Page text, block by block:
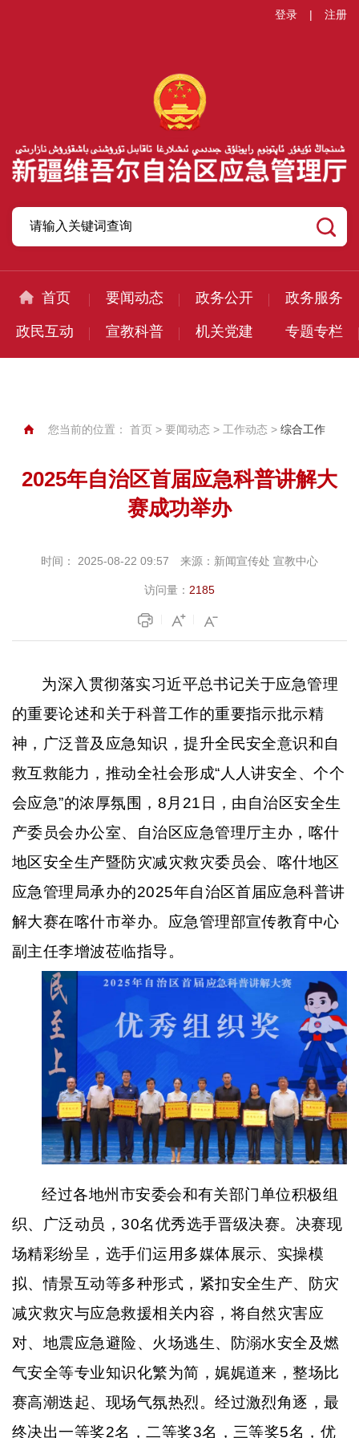
登录 | 注册
首页 要闻动态 政务公开 政务服务
政民互动 宣教科普 机关党建 专题专栏
您当前的位置： 首页 > 要闻动态 > 工作动态 > 综合工作
2025年自治区首届应急科普讲解大
赛成功举办
时间： 2025-08-22 09:57 来源： 新闻宣传处 宣教中心
访问量： 2185
为深入贯彻落实习近平总书记关于应急管理
的重要论述和关于科普工作的重要指示批示精
神， 广泛普及应急知识，提升全民安全意识和自
救互救能力，推动全社会形成“人人讲安全、个个
会应急”的浓厚氛围，8月21日，由自治区安全生
产委员会办公室、自治区应急管理厅主办，喀什
地区安全生产暨防灾减灾救灾委员会、喀什地区
应急管理局承办的2025年自治区首届应急科普讲
解大赛在喀什市举办。应急管理部宣传教育中心
副主任李增波莅临指导。
经过各地州市安委会和有关部门单位积极组
织、广泛动员，30名优秀选手晋级决赛。决赛现
场精彩纷呈，选手们运用多媒体展示、实操模
拟、情景互动等多种形式，紧扣安全生产、防灾
减灾救灾与应急救援相关内容，将自然灾害应
对、地震应急避险、火场逃生、防溺水安全及燃
气安全等专业知识化繁为简，娓娓道来，整场比
赛高潮迭起、现场气氛热烈。经过激烈角逐，最
终决出一等奖2名，二等奖3名，三等奖5名，优